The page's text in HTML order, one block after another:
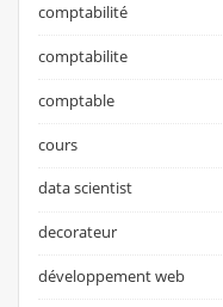
comptabilité
comptabilite
comptable
cours
data scientist
decorateur
développement web